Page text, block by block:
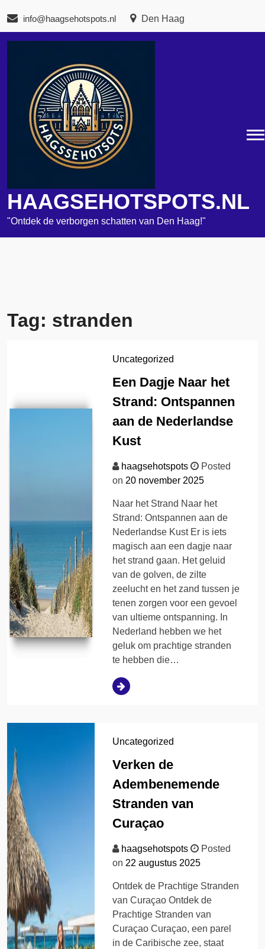
de
inhoud
info@haagsehotspots.nl Den Haag
HAAGSEHOTSPOTS.NL
"Ontdek de verborgen schatten van Den Haag!"
Tag: stranden
Uncategorized
Een Dagje Naar het
Strand: Ontspannen
aan de Nederlandse
Kust
haagsehotspots
Posted
on20 november 2025
Naar het Strand Naar het
Strand: Ontspannen aan de
Nederlandse Kust Er is iets
magisch aan een dagje naar
het strand gaan. Het geluid
van de golven, de zilte
zeelucht en het zand tussen je
tenen zorgen voor een gevoel
van ultieme ontspanning. In
Nederland hebben we het
geluk om prachtige stranden
te hebben die…
Uncategorized
Verken de
Adembenemende
Stranden van
Curaçao
haagsehotspots
Posted
on22 augustus 2025
Ontdek de Prachtige Stranden
van Curaçao Ontdek de
Prachtige Stranden van
Curaçao Curaçao, een parel
in de Caribische zee, staat